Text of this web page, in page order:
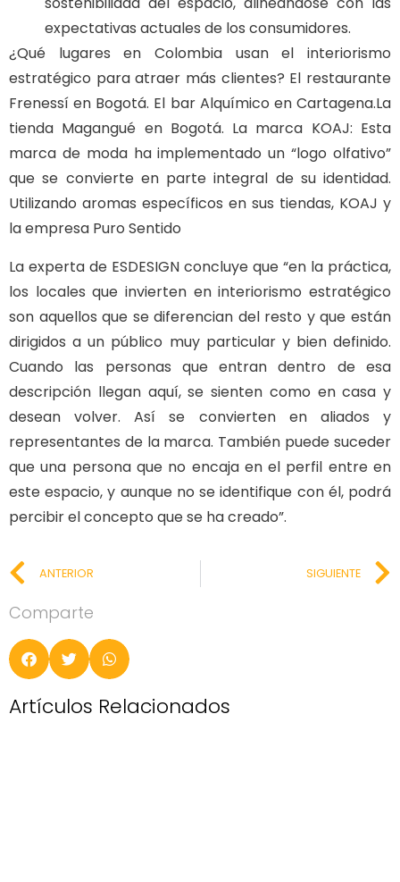
expectativas actuales de los consumidores.
¿Qué lugares en Colombia usan el interiorismo
estratégico para atraer más clientes? El restaurante
Frenessí en Bogotá. El bar Alquímico en Cartagena.La
tienda Magangué en Bogotá. La marca KOAJ: Esta
marca de moda ha implementado un “logo olfativo”
que se convierte en parte integral de su identidad.
Utilizando aromas específicos en sus tiendas, KOAJ y
la empresa Puro Sentido
La experta de ESDESIGN concluye que “en la práctica,
los locales que invierten en interiorismo estratégico
son aquellos que se diferencian del resto y que están
dirigidos a un público muy particular y bien definido.
Cuando las personas que entran dentro de esa
descripción llegan aquí, se sienten como en casa y
desean volver. Así se convierten en aliados y
representantes de la marca. También puede suceder
que una persona que no encaja en el perfil entre en
este espacio, y aunque no se identifique con él, podrá
percibir el concepto que se ha creado”.
ANTERIOR SIGUIENTE
Comparte
Artículos Relacionados